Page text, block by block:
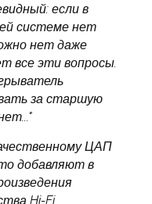
если в
системе нет
нет даже
все эти вопросы.
за старшую
ЦАП
добавляют в
Hi-Fi